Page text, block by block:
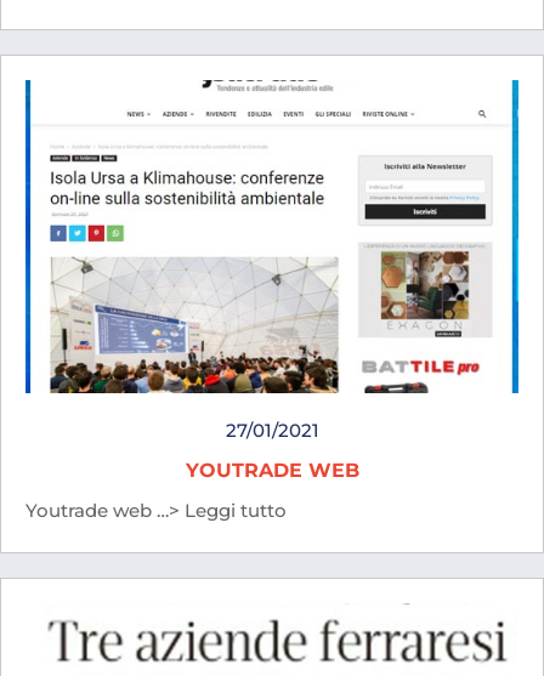
27/01/2021
YOUTRADE WEB
Youtrade web …> Leggi tutto